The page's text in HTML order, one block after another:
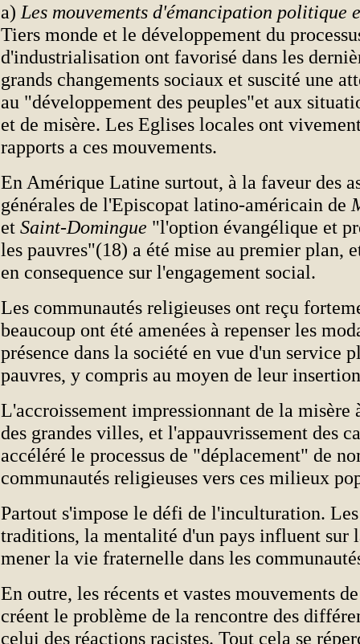
a) Les mouvements d'émancipation politique
Tiers monde et le développement du
d'industrialisation ont favorisé dans les
grands changements sociaux et suscité une
au "développement des peuples"et aux
et de misère. Les Eglises locales ont
rapports a ces mouvements.
En Amérique Latine surtout, à la faveur des
générales de l'Episcopat latino-américain de
et Saint-Domingue "l'option évangélique et
les pauvres"(18) a été mise au premier plan,
en consequence sur l'engagement social.
Les communautés religieuses ont reçu
beaucoup ont été amenées à repenser les
présence dans la société en vue d'un service
pauvres, y compris au moyen de leur
L'accroissement impressionnant de la misère
des grandes villes, et l'appauvrissement des
accéléré le processus de "déplacement" de
communautés religieuses vers ces milieux
Partout s'impose le défi de l'inculturation.
traditions, la mentalité d'un pays influent sur
mener la vie fraternelle dans les
En outre, les récents et vastes mouvements
créent le problème de la rencontre des
celui des réactions racistes. Tout cela se